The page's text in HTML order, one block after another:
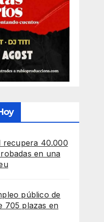
recupera 40.000
en una
público de
705 plazas en